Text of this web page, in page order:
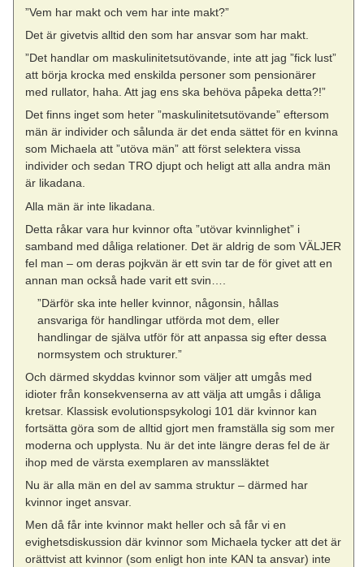
”Vem har makt och vem har inte makt?”
Det är givetvis alltid den som har ansvar som har makt.
”Det handlar om maskulinitetsutövande, inte att jag ”fick lust”
att börja krocka med enskilda personer som pensionärer
med rullator, haha. Att jag ens ska behöva påpeka detta?!”
Det finns inget som heter ”maskulinitetsutövande” eftersom
män är individer och sålunda är det enda sättet för en kvinna
som Michaela att ”utöva män” att först selektera vissa
individer och sedan TRO djupt och heligt att alla andra män
är likadana.
Alla män är inte likadana.
Detta råkar vara hur kvinnor ofta ”utövar kvinnlighet” i
samband med dåliga relationer. Det är aldrig de som VÄLJER
fel man – om deras pojkvän är ett svin tar de för givet att en
annan man också hade varit ett svin….
”Därför ska inte heller kvinnor, någonsin, hållas
ansvariga för handlingar utförda mot dem, eller
handlingar de själva utför för att anpassa sig efter dessa
normsystem och strukturer.”
Och därmed skyddas kvinnor som väljer att umgås med
idioter från konsekvenserna av att välja att umgås i dåliga
kretsar. Klassisk evolutionspsykologi 101 där kvinnor kan
fortsätta göra som de alltid gjort men framställa sig som mer
moderna och upplysta. Nu är det inte längre deras fel de är
ihop med de värsta exemplaren av manssläktet
Nu är alla män en del av samma struktur – därmed har
kvinnor inget ansvar.
Men då får inte kvinnor makt heller och så får vi en
evighetsdiskussion där kvinnor som Michaela tycker att det är
orättvist att kvinnor (som enligt hon inte KAN ta ansvar) inte